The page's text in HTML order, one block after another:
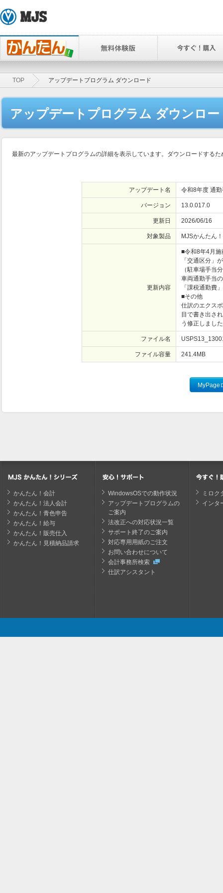
TOP アップデートプログラム ダウンロード
アップデートプログラム ダウンロー
最新のアップデートプログラムの詳細を表示しています。ダウンロードする
アップデート名 令和8年度 通
バージョン 13.0.017.0
更新日 2026/06/16
対象製品 MJSかんたん
更新内容
■令和8年4月
「交通区分」
（駐車場手当
車両通勤手当
「課税通勤費
■その他
仕訳のエクス
目で書き出さ
う修正しまし
ファイル名
ファイル容量 241.4MB
かんたん！会計
かんたん！法人会計
かんたん！青色申告
かんたん！給与
かんたん！販売仕入
かんたん！見積納品請求
WindowsOSでの動作状況
アップデートプログラムの
ご案内
法改正への対応状況一覧
サポート終了のご案内
対応専用用紙のご注文
お問い合わせについて
会計事務所検索
仕訳アシスタント
ミロク
インタ